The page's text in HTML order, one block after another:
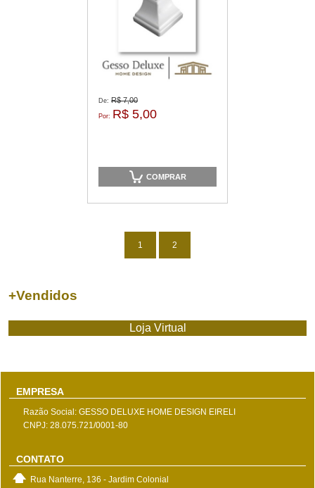
De: R$ 7,00
Por: R$ 5,00
COMPRAR
1 2
+Vendidos
Loja Virtual
EMPRESA
Razão Social: GESSO DELUXE HOME DESIGN EIRELI
CNPJ: 28.075.721/0001-80
CONTATO
Rua Nanterre, 136 - Jardim Colonial